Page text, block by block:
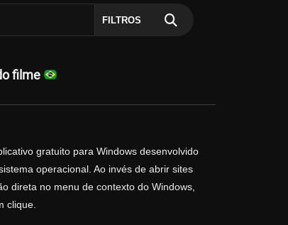
FILTROS
filme
gratuito para Windows desenvolvido
operacional. Ao invés de abrir sites
direta no menu de contexto do Windows,
clique.